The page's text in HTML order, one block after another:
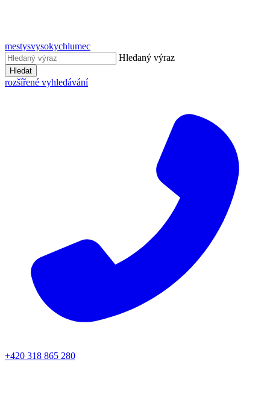
mestysvysokychlumec
Hledaný výraz
Hledat
rozšířené vyhledávání
+420 318 865 280